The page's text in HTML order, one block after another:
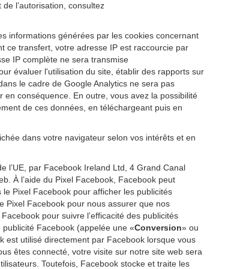
l’autorisation, consultez
informations générées par les cookies concernant
ce transfert, votre adresse IP est raccourcie par
IP complète ne sera transmise
évaluer l'utilisation du site, établir des rapports sur
le cadre de Google Analytics ne sera pas
conséquence. En outre, vous avez la possibilité
de ces données, en téléchargeant puis en
dans votre navigateur selon vos intérêts et en
l’UE, par Facebook Ireland Ltd, 4 Grand Canal
À l’aide du Pixel Facebook, Facebook peut
Pixel Facebook pour afficher les publicités
Pixel Facebook pour nous assurer que nos
pour suivre l’efficacité des publicités
Facebook (appelée une «Conversion» ou
est utilisé directement par Facebook lorsque vous
êtes connecté, votre visite sur notre site web sera
Toutefois, Facebook stocke et traite les